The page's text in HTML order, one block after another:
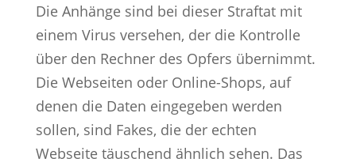
Die Anhänge sind bei dieser Straftat mit
einem Virus versehen, der die Kontrolle
über den Rechner des Opfers übernimmt.
Die Webseiten oder Online-Shops, auf
denen die Daten eingegeben werden
sollen, sind Fakes, die der echten
Webseite täuschend ähnlich sehen. Das